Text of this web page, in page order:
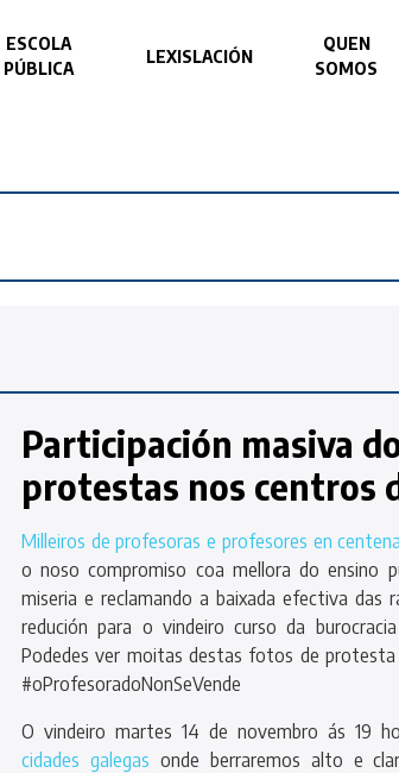
ESCOLA
PÚBLICA
LEXISLACIÓN
QUEN
SOMOS
Participación masiva
protestas nos centros
Milleiros de profesoras e profesores en
o noso compromiso coa mellora do ensino
miseria e reclamando a baixada efectiva das
redución para o vindeiro curso da
Podedes ver moitas destas fotos de protesta
#oProfesoradoNonSeVende
O vindeiro martes 14 de novembro ás 19
cidades galegas onde berraremos alto e